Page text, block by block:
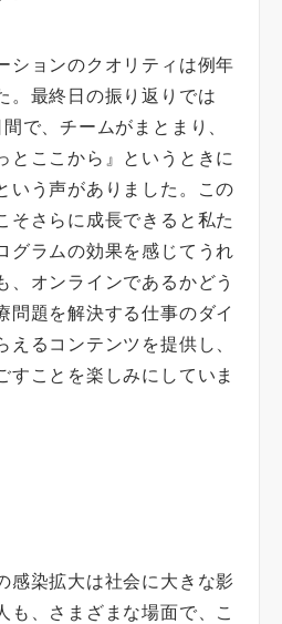
ションのクオリティは例年
。最終日の振り返りでは
で、チームがまとまり、
とここから』というときに
いう声がありました。この
そさらに成長できると私た
グラムの効果を感じてうれ
、オンラインであるかどう
問題を解決する仕事のダイ
えるコンテンツを提供し、
すことを楽しみにしていま
感染拡大は社会に大きな影
も、さまざまな場面で、こ